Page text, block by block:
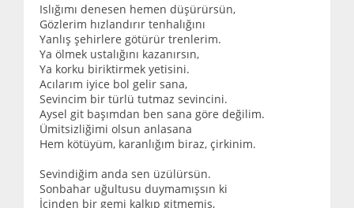
Islığımı denesen hemen düşürürsün,
Gözlerim hızlandırır tenhalığını
Yanlış şehirlere götürür trenlerim.
Ya ölmek ustalığını kazanırsın,
Ya korku biriktirmek yetisini.
Acılarım iyice bol gelir sana,
Sevincim bir türlü tutmaz sevincini.
Aysel git başımdan ben sana göre değilim.
Ümitsizliğimi olsun anlasana
Hem kötüyüm, karanlığım biraz, çirkinim.
Sevindiğim anda sen üzülürsün.
Sonbahar uğultusu duymamışsın ki
İçinden bir gemi kalkıp gitmemiş,